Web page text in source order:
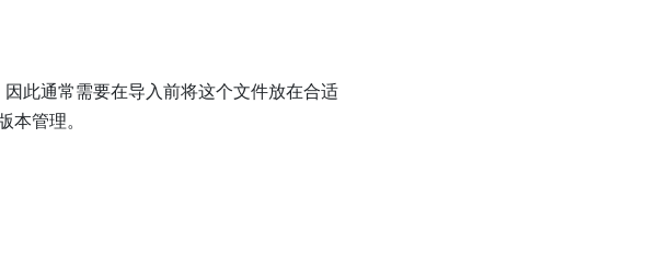
此通常需要在导入前将这个文件放在合适
本管理。